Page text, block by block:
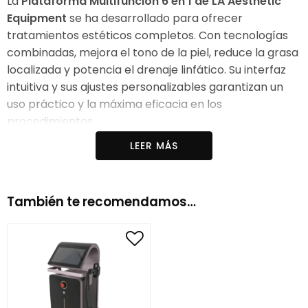
Equipment se ha desarrollado para ofrecer
tratamientos estéticos completos. Con tecnologías
combinadas, mejora el tono de la piel, reduce la grasa
localizada y potencia el drenaje linfático. Su interfaz
intuitiva y sus ajustes personalizables garantizan un
uso práctico y la máxima eficacia en los
procedimientos.
8 placas lipoláser
cavitación , con una frecuencia de 40KHz, potencia la
tratamiento sea más eficaz y seguro, sin necesidad de
intervención quirúrgica.
La radiofrecuencia tripolar y corporal
producción de colágeno y elastina, reduciendo la
LEER MÁS
También te recomendamos…